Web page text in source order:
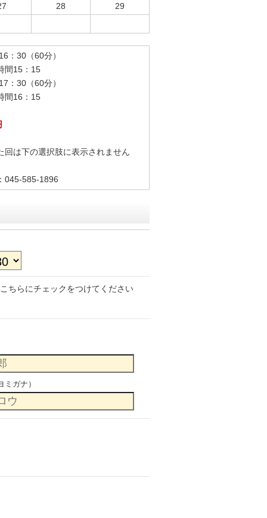
28
29
：30（60分）
15：15
30（60分）
16：15
回は下の選択肢に表示されません
045-585-1896
ちらにチェックをつけてください
ミガナ）